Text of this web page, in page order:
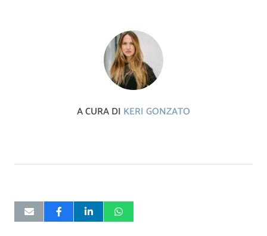
A CURA DI KERI GONZATO